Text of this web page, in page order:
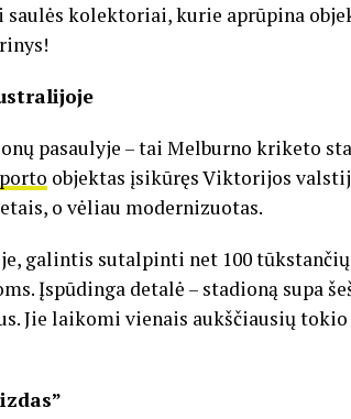
kolektoriai, kurie aprūpina
pasaulyje – tai Melburno kriketo
objektas įsikūręs Viktorijos
o vėliau modernizuotas.
galintis sutalpinti net 100
Įspūdinga detalė – stadioną supa
Jie laikomi vienais aukščiausių